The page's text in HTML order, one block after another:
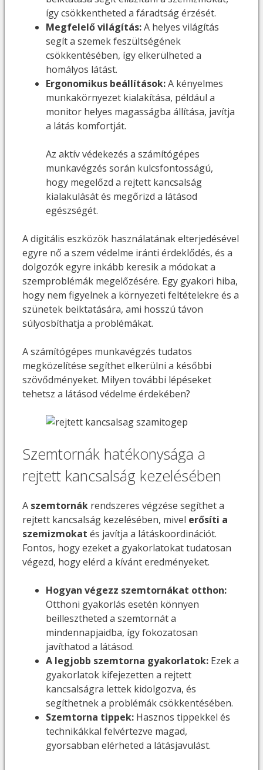
így csökkentheted a fáradtság érzését.
Megfelelő világítás:A helyes világítás
segít a szemek feszültségének
csökkentésében, így elkerülheted a
homályos látást.
Ergonomikus beállítások:A kényelmes
munkakörnyezet kialakítása, például a
monitor helyes magasságba állítása, javítja
a látás komfortját.
Az aktív védekezés a számítógépes
munkavégzés során kulcsfontosságú,
hogy megelőzd a rejtett kancsalság
kialakulását és megőrizd a látásod
egészségét.
A digitális eszközök használatának elterjedésével
egyre nő a szem védelme iránti érdeklődés, és a
dolgozók egyre inkább keresik a módokat a
szemproblémák megelőzésére. Egy gyakori hiba,
hogy nem figyelnek a környezeti feltételekre és a
szünetek beiktatására, ami hosszú távon
súlyosbíthatja a problémákat.
A számítógépes munkavégzés tudatos
megközelítése segíthet elkerülni a későbbi
szövődményeket. Milyen további lépéseket
tehetsz a látásod védelme érdekében?
Szemtornák hatékonysága a
rejtett kancsalság kezelésében
A szemtornák rendszeres végzése segíthet a
rejtett kancsalság kezelésében, mivel erősíti a
szemizmokat és javítja a látáskoordinációt.
Fontos, hogy ezeket a gyakorlatokat tudatosan
végezd, hogy elérd a kívánt eredményeket.
Hogyan végezz szemtornákat otthon:
Otthoni gyakorlás esetén könnyen
beillesztheted a szemtornát a
mindennapjaidba, így fokozatosan
javíthatod a látásod.
A legjobb szemtorna gyakorlatok: Ezek a
gyakorlatok kifejezetten a rejtett
kancsalságra lettek kidolgozva, és
segíthetnek a problémák csökkentésében.
Szemtorna tippek: Hasznos tippekkel és
technikákkal felvértezve magad,
gyorsabban elérheted a látásjavulást.